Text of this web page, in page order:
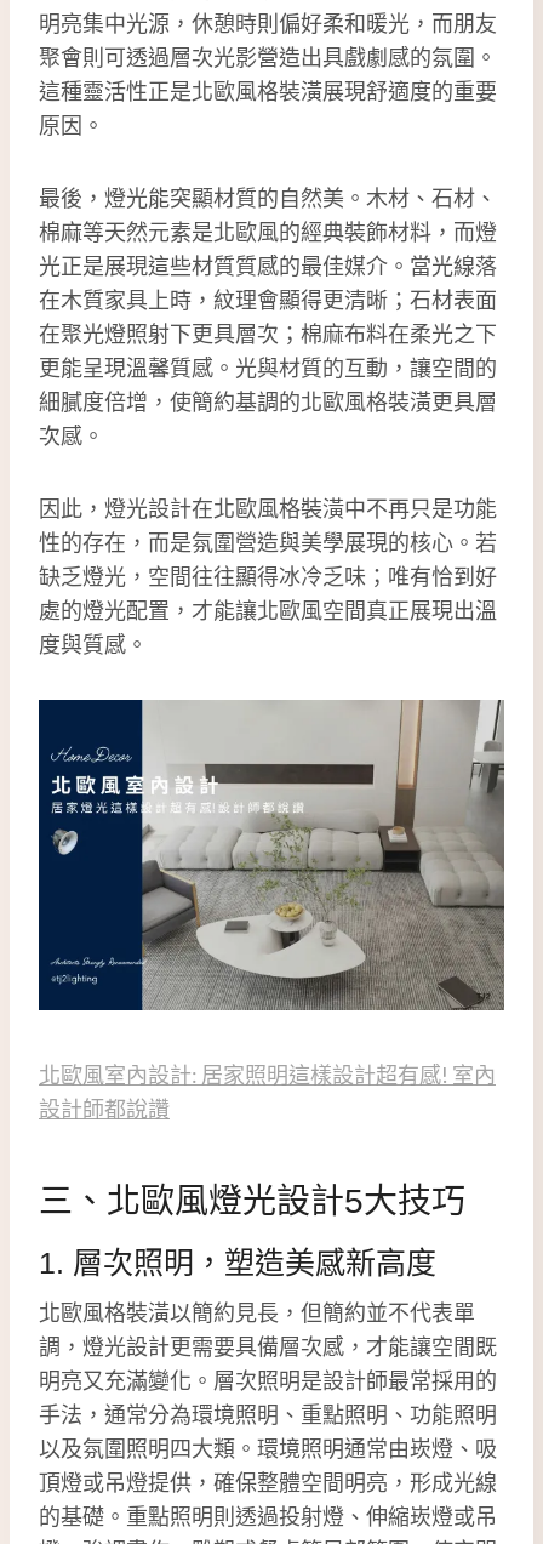
明亮集中光源，休憩時則偏好柔和暖光，而朋友
聚會則可透過層次光影營造出具戲劇感的氛圍。
這種靈活性正是北歐風格裝潢展現舒適度的重要
原因。
最後，燈光能突顯材質的自然美。木材、石材、
棉麻等天然元素是北歐風的經典裝飾材料，而燈
光正是展現這些材質質感的最佳媒介。當光線落
在木質家具上時，紋理會顯得更清晰；石材表面
在聚光燈照射下更具層次；棉麻布料在柔光之下
更能呈現溫馨質感。光與材質的互動，讓空間的
細膩度倍增，使簡約基調的北歐風格裝潢更具層
次感。
因此，燈光設計在北歐風格裝潢中不再只是功能
性的存在，而是氛圍營造與美學展現的核心。若
缺乏燈光，空間往往顯得冰冷乏味；唯有恰到好
處的燈光配置，才能讓北歐風空間真正展現出溫
度與質感。
北歐風室內設計: 居家照明這樣設計超有感! 室內
設計師都說讚
三、北歐風燈光設計5大技巧
1. 層次照明，塑造美感新高度
北歐風格裝潢以簡約見長，但簡約並不代表單
調，燈光設計更需要具備層次感，才能讓空間既
明亮又充滿變化。層次照明是設計師最常採用的
手法，通常分為環境照明、重點照明、功能照明
以及氛圍照明四大類。環境照明通常由崁燈、吸
頂燈或吊燈提供，確保整體空間明亮，形成光線
的基礎。重點照明則透過投射燈、伸縮崁燈或吊